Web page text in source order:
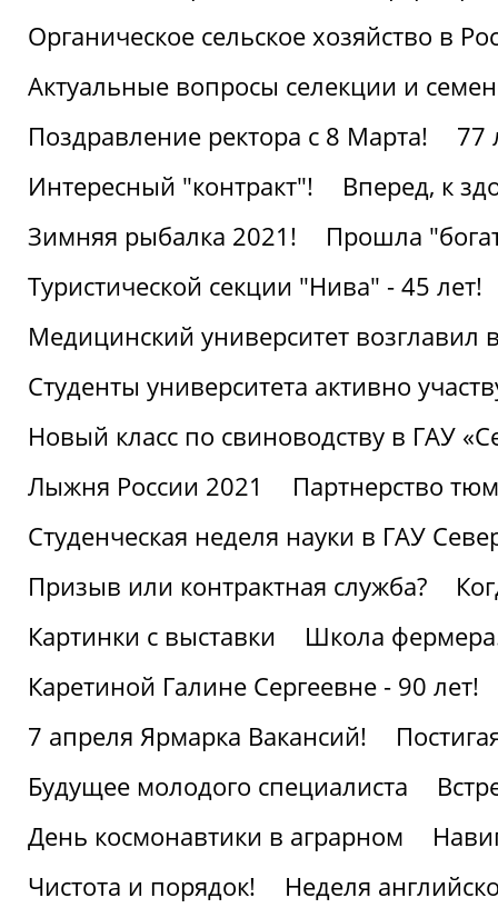
Органическое сельское хозяйство в
Актуальные вопросы селекции и
Поздравление ректора с 8 Марта!
77
Интересный "контракт"!
Вперед, к
Зимняя рыбалка 2021!
Прошла
Туристической секции "Нива" - 45 лет!
Медицинский университет возглавил
Студенты университета активно
Новый класс по свиноводству в ГАУ
Лыжня России 2021
Партнерство
Студенческая неделя науки в ГАУ
Призыв или контрактная служба?
Картинки с выставки
Школа
Каретиной Галине Сергеевне - 90 лет!
7 апреля Ярмарка Вакансий!
Будущее молодого специалиста
День космонавтики в аграрном
Чистота и порядок!
Неделя